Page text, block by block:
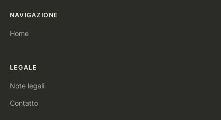
NAVIGAZIONE
Home
LEGALE
Note legali
Contatto